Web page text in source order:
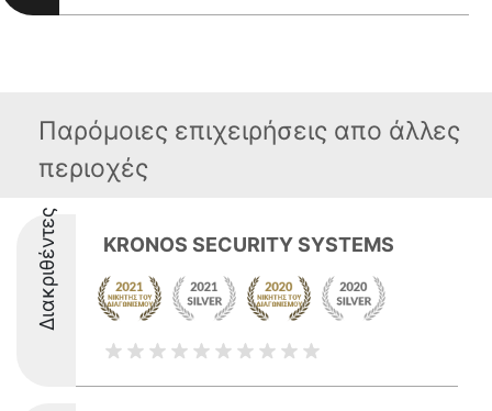
Παρόμοιες επιχειρήσεις απο άλλες
περιοχές
Διακριθέντες KRONOS SECURITY SYSTEMS